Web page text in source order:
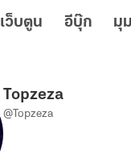
เว็บตูน อีบุ๊ก มุ
Topzeza
@Topzeza